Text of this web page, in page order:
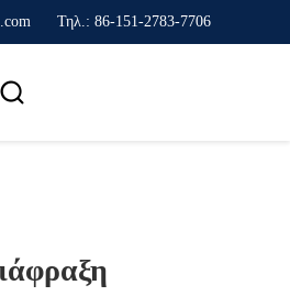
Τηλ.: 86-151-2783-7706
